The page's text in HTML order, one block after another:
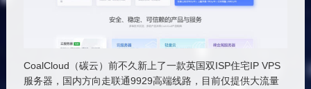
CoalCloud（碳云）前不久新上了一款英国双ISP住宅IP VPS
服务器，国内方向走联通9929高端线路，目前仅提供大流量